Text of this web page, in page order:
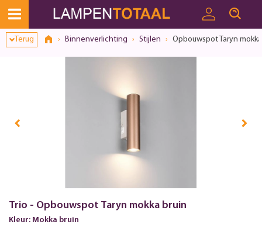
Terug Binnenverlichting Stijlen Opbouwspot Taryn
Trio - Opbouwspot Taryn mokka bruin
Kleur: Mokka bruin
Toestemmingsvenster geopend